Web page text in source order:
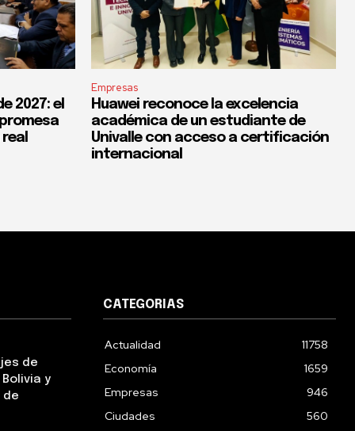
2027: el
Empresas
Huawei reconoce la excelencia
académica de un estudiante de
Univalle con acceso a certificación
internacional
de
y
de
CATEGORIAS
Actualidad
11758
Economía
1659
Empresas
946
Ciudades
560